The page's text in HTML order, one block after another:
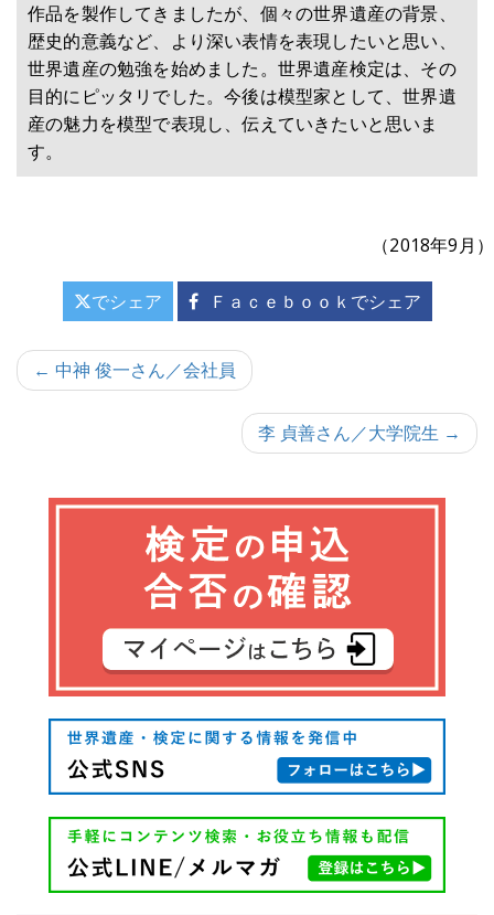
作品を製作してきましたが、個々の世界遺産の背景、
歴史的意義など、より深い表情を表現したいと思い、
世界遺産の勉強を始めました。世界遺産検定は、その
目的にピッタリでした。今後は模型家として、世界遺
産の魅力を模型で表現し、伝えていきたいと思いま
す。
（2018年9月）
でシェア Ｆａｃｅｂｏｏｋでシェア
投← 中神 俊一さん／会社員
李 貞善さん／大学院生 →